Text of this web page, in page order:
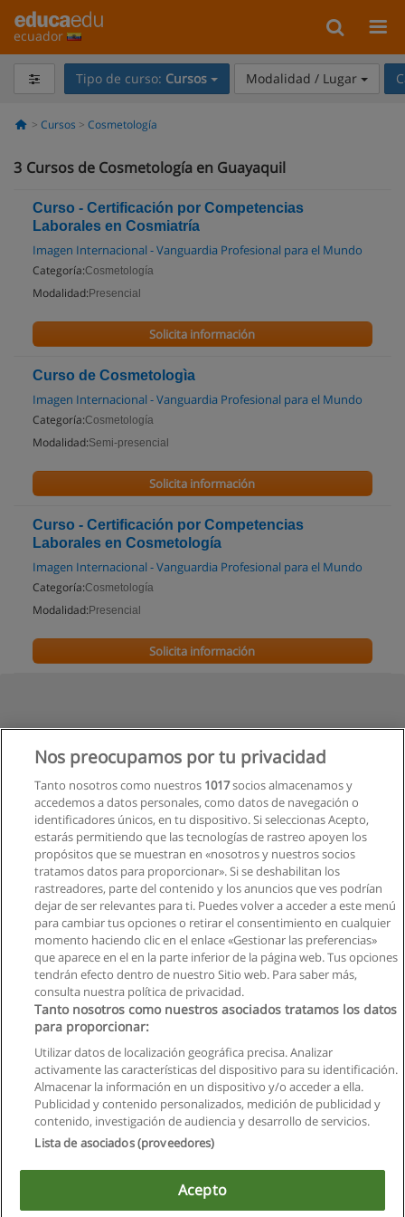
ecuador
Tipo de curso: Cursos Modalidad / Lugar
Cursos Cosmetología
3 Cursos de Cosmetología en Guayaquil
Curso - Certificación por Competencias
Laborales en Cosmiatría
Imagen Internacional - Vanguardia Profesional para el Mundo
Categoría:Cosmetología
Modalidad: Presencial
Solicita información
Curso de Cosmetologìa
Imagen Internacional - Vanguardia Profesional para el Mundo
Categoría:Cosmetología
Modalidad:Semi-presencial
Solicita información
Curso - Certificación por Competencias
Laborales en Cosmetología
Imagen Internacional - Vanguardia Profesional para el Mundo
Categoría:Cosmetología
Modalidad: Presencial
Solicita información
Reglas de uso
Privacidad de datos
Copyright © Educaedu Business S.L. - CIF : B-95610580: -
www.educaedu.com.ec
Nos preocupamos por tu privacidad
Tanto nosotros como nuestros 1017socios almacenamos y
accedemos a datos personales, como datos de navegación o
identificadores únicos, en tu dispositivo. Si seleccionas Acepto,
estarás permitiendo que las tecnologías de rastreo apoyen los
propósitos que se muestran en «nosotros y nuestros socios
tratamos datos para proporcionar». Si se deshabilitan los
rastreadores, parte del contenido y los anuncios que ves podrían
dejar de ser relevantes para ti. Puedes volver a acceder a este menú
para cambiar tus opciones o retirar el consentimiento en cualquier
momento haciendo clic en el enlace «Gestionar las preferencias»
que aparece en el en la parte inferior de la página web. Tus opciones
tendrán efecto dentro de nuestro Sitio web. Para saber más,
consulta nuestra política de privacidad.
Tanto nosotros como nuestros asociados tratamos los datos
para proporcionar:
Utilizar datos de localización geográfica precisa. Analizar
activamente las características del dispositivo para su identificación.
Almacenar la información en un dispositivo y/o acceder a ella.
Publicidad y contenido personalizados, medición de publicidad y
contenido, investigación de audiencia y desarrollo de servicios.
Lista de asociados (proveedores)
Acepto